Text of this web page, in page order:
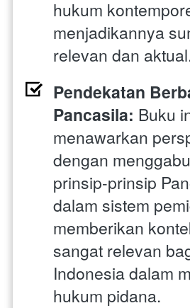
hukum
menjadikannya
relevan dan
Pendekatan
Pancasila: Buku
menawarkan
dengan
prinsip-prinsip
dalam sistem
memberikan
sangat relevan
Indonesia dalam
hukum pidana.